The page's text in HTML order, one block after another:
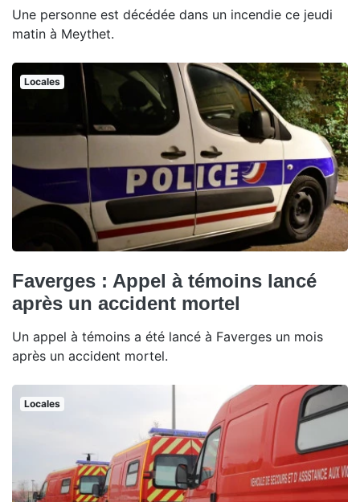
Une personne est décédée dans un incendie ce jeudi
matin à Meythet.
Locales
Faverges : Appel à témoins lancé
après un accident mortel
Un appel à témoins a été lancé à Faverges un mois
après un accident mortel.
Locales